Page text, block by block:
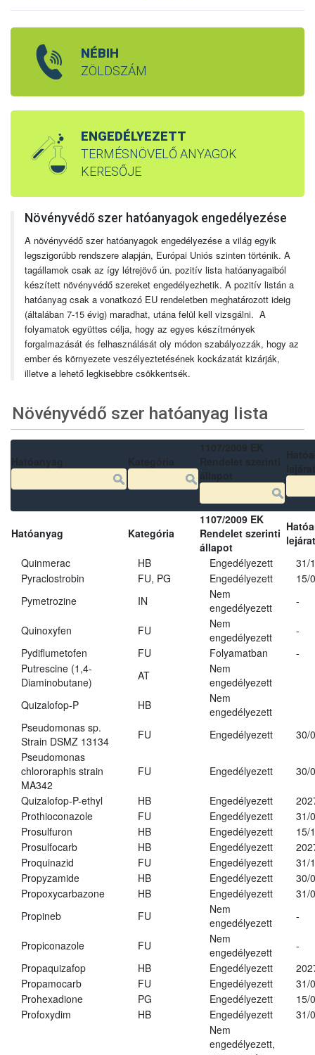
NÉBIH
ZÖLDSZÁM
ENGEDÉLYEZETT
TERMÉSNÖVELŐ ANYAGOK
KERESŐJE
Növényvédő szer hatóanyagok engedélyezése
A növényvédő szer hatóanyagok engedélyezése a világ egyik
legszigorúbb rendszere alapján, Európai Uniós szinten történik. A
tagállamok csak az így létrejövő ún. pozitív lista hatóanyagaiból
készített növényvédő szereket engedélyezhetik. A pozitív listán a
hatóanyag csak a vonatkozó EU rendeletben meghatározott ideig
(általában 7-15 évig) maradhat, utána felül kell vizsgálni. A
folyamatok együttes célja, hogy az egyes készítmények
forgalmazását és felhasználását oly módon szabályozzák, hogy az
ember és környezete veszélyeztetésének kockázatát kizárják,
illetve a lehető legkisebbre csökkentsék.
Növényvédő szer hatóanyag lista
Hatóanyag Kategória
1107/2009 EK
Rendelet szerinti
állapot
Quinmerac
HB Engedélyezett
31/
Pyraclostrobin
FU, PG Engedélyezett
15/
Pymetrozine
IN
Nem
engedélyezett
-
Quinoxyfen FU
Nem
engedélyezett
-
Pydiflumetofen
FU Folyamatban
-
Putrescine (1,4-
Diaminobutane)
AT
Nem
engedélyezett
Quizalofop-P
HB
Nem
engedélyezett
Pseudomonas sp.
Strain DSMZ 13134
FU Engedélyezett
30/
Pseudomonas
chlororaphis strain
MA342
FU Engedélyezett 30/
Quizalofop-P-ethyl HB Engedélyezett
Prothioconazole
FU Engedélyezett
31/
Prosulfuron
HB Engedélyezett
15/
Prosulfocarb
HB Engedélyezett
Proquinazid
FU Engedélyezett
31/
Propyzamide
HB Engedélyezett
30/
Propoxycarbazone
HB Engedélyezett
31/
Propineb
FU
Nem
engedélyezett
-
Propiconazole FU
Nem
engedélyezett
-
Propaquizafop
HB Engedélyezett
Propamocarb
FU Engedélyezett
31/
Prohexadione
PG Engedélyezett
15/
Profoxydim
HB Engedélyezett 31/
Nem
engedélyezett,